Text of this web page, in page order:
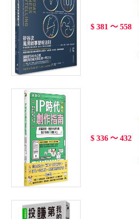
$ 381 ～ 558
$ 336 ～ 432